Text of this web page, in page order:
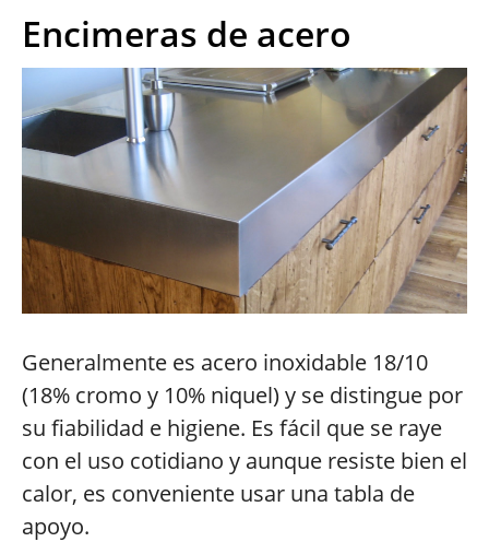
Encimeras de acero
Generalmente es acero inoxidable 18/10
(18% cromo y 10% niquel) y se distingue por
su fiabilidad e higiene. Es fácil que se raye
con el uso cotidiano y aunque resiste bien el
calor, es conveniente usar una tabla de
apoyo.